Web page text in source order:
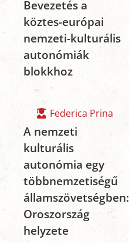
Bevezetés a
köztes-európai
nemzeti-kulturális
autonómiák
blokkhoz
Federica Prina
A nemzeti
kulturális
autonómia egy
többnemzetiségű
államszövetségben:
Oroszország
helyzete